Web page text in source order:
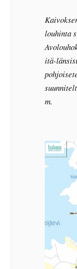
louhinta
itä-
m.